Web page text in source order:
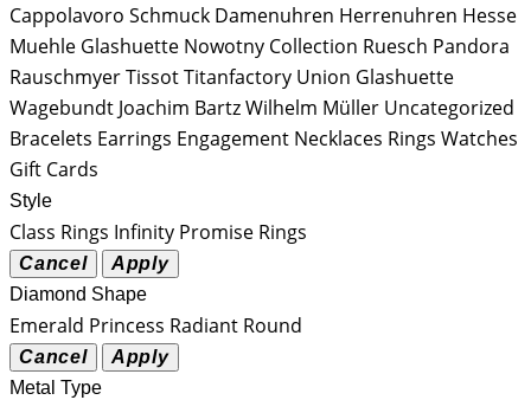
Cappolavoro Schmuck Damenuhren Herrenuhren Hesse
Muehle Glashuette Nowotny Collection Ruesch Pandora
RauschmyerTissotTitanfactory Union Glashuette
Wagebundt Joachim BartzWilhelm Müller Uncategorized
Bracelets Earrings Engagement Necklaces Rings Watches
Gift Cards
Style
Class Rings Infinity Promise Rings
Diamond Shape
Emerald Princess Radiant Round
Metal Type